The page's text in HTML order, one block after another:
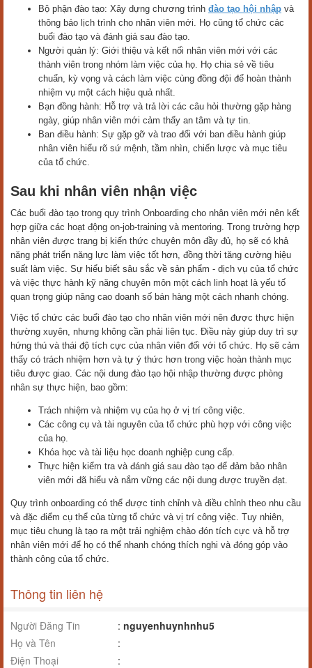
Bộ phận đào tạo: Xây dựng chương trình đào tạo hội nhập và
thông báo lịch trình cho nhân viên mới. Họ cũng tổ chức các
buổi đào tạo và đánh giá sau đào tạo.
Người quản lý: Giới thiệu và kết nối nhân viên mới với các
thành viên trong nhóm làm việc của họ. Họ chia sẻ về tiêu
chuẩn, kỳ vọng và cách làm việc cùng đồng đội để hoàn thành
nhiệm vụ một cách hiệu quả nhất.
Bạn đồng hành: Hỗ trợ và trả lời các câu hỏi thường gặp hàng
ngày, giúp nhân viên mới cảm thấy an tâm và tự tin.
Ban điều hành: Sự gặp gỡ và trao đổi với ban điều hành giúp
nhân viên hiểu rõ sứ mệnh, tầm nhìn, chiến lược và mục tiêu
của tổ chức.
Sau khi nhân viên nhận việc
Các buổi đào tạo trong quy trình Onboarding cho nhân viên mới nên kết
hợp giữa các hoạt động on-job-training và mentoring. Trong trường hợp
nhân viên được trang bị kiến thức chuyên môn đầy đủ, họ sẽ có khả
năng phát triển năng lực làm việc tốt hơn, đồng thời tăng cường hiệu
suất làm việc. Sự hiểu biết sâu sắc về sản phẩm - dịch vụ của tổ chức
và việc thực hành kỹ năng chuyên môn một cách linh hoạt là yếu tố
quan trọng giúp nâng cao doanh số bán hàng một cách nhanh chóng.
Việc tổ chức các buổi đào tạo cho nhân viên mới nên được thực hiện
thường xuyên, nhưng không cần phải liên tục. Điều này giúp duy trì sự
hứng thú và thái độ tích cực của nhân viên đối với tổ chức. Họ sẽ cảm
thấy có trách nhiệm hơn và tự ý thức hơn trong việc hoàn thành mục
tiêu được giao. Các nội dung đào tạo hội nhập thường được phòng
nhân sự thực hiện, bao gồm:
Trách nhiệm và nhiệm vụ của họ ở vị trí công việc.
Các công cụ và tài nguyên của tổ chức phù hợp với công việc
của họ.
Khóa học và tài liệu học doanh nghiệp cung cấp.
Thực hiện kiểm tra và đánh giá sau đào tạo để đảm bảo nhân
viên mới đã hiểu và nắm vững các nội dung được truyền đạt.
Quy trình onboarding có thể được tinh chỉnh và điều chỉnh theo nhu cầu
và đặc điểm cụ thể của từng tổ chức và vị trí công việc. Tuy nhiên,
mục tiêu chung là tạo ra một trải nghiệm chào đón tích cực và hỗ trợ
nhân viên mới để họ có thể nhanh chóng thích nghi và đóng góp vào
thành công của tổ chức.
Thông tin liên hệ
Người Đăng Tin : nguyenhuynhnhu5
Họ và Tên
:
Điện Thoại
: